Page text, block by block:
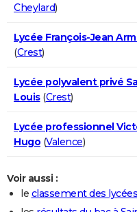
Cheylard)
Lycée François-Jean
(Crest)
Lycée polyvalent privé
Louis(Crest)
Lycée professionnel
Hugo (Valence)
Voir aussi :
le classement des